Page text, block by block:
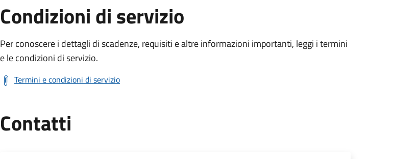
Condizioni di servizio
Per conoscere i dettagli di scadenze, requisiti e altre informazioni importanti, leggi i termini
e le condizioni di servizio.
Termini e condizioni di servizio
Contatti